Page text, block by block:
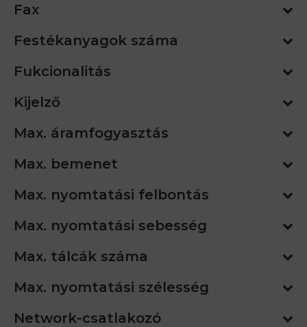
Fax
Festékanyagok száma
Fukcionalitás
Kijelző
Max. áramfogyasztás
Max. bemenet
Max. nyomtatási felbontás
Max. nyomtatási sebesség
Max. tálcák száma
Max. nyomtatási szélesség
Network-csatlakozó